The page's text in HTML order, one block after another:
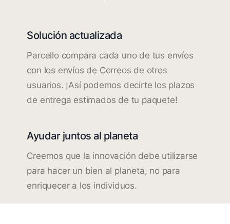
Solución actualizada
Parcello compara cada uno de tus envíos
con los envíos de Correos de otros
usuarios. ¡Así podemos decirte los plazos
de entrega estimados de tu paquete!
Ayudar juntos al planeta
Creemos que la innovación debe utilizarse
para hacer un bien al planeta, no para
enriquecer a los individuos.